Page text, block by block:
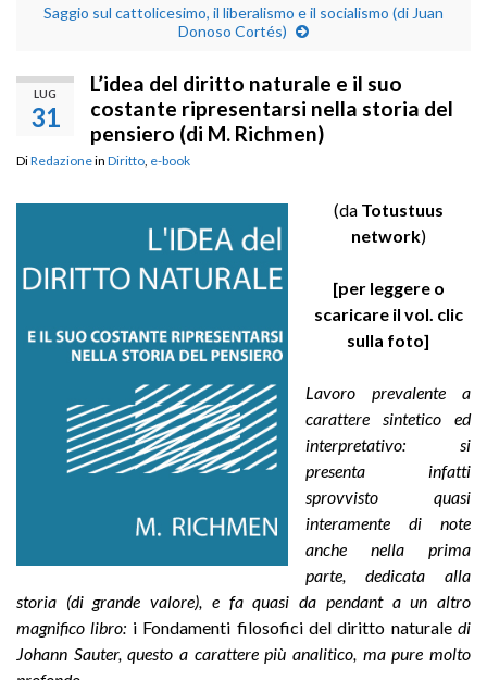
Saggio sul cattolicesimo, il liberalismo e il socialismo (di Juan
Donoso Cortés)
LUG
31
L’idea del diritto naturale e il suo
costante ripresentarsi nella storia del
pensiero (di M. Richmen)
DiRedazionein Diritto e-book
(daTotustuus
network)
[per leggere o
scaricare il vol. clic
sulla foto]
Lavoro prevalente a
carattere sintetico ed
interpretativo: si
presenta infatti
sprovvisto quasi
interamente di note
anche nella prima
parte, dedicata alla
storia (di grande valore), e fa quasi da pendant a un altro
magnifico libro: i Fondamenti filosofici del diritto naturaledi
Johann Sauter, questo a carattere più analitico, ma pure molto